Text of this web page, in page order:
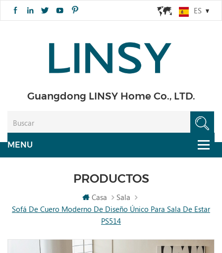
ES
Guangdong LINSY Home Co., LTD.
PRODUCTOS
Casa
Sala
Sofá De Cuero Moderno De Diseño Único Para Sala De Estar
PS514